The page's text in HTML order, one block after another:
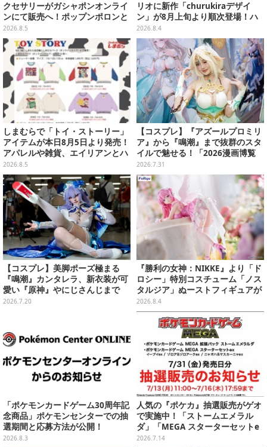
クセサリーがガシャポンオンライ
ンにて販売へ！ポップンポロンと
魔法玉の2連チャームなど全9種
2026.8.5
リオに新作「churukiraデザイ
ン」が8月上旬より順次登場！ハ
ローキティ、はぴだんぶいなど全
8種類
2026.8.4
しまむらで「トイ・ストーリー」
アイテムが本日8月5日より発売！
アパレルや雑貨、エイリアンとハ
ムのダイカットクッションなど盛
りだくさん
2026.8.5
【コスプレ】『アズールプロミリ
ア』から『鳴潮』まで抜群のスタ
イルで魅せる！「2026漫画博覧
会」百花繚乱の台湾美女12選【写
真37枚】
2026.7.31
【コスプレ】美脚ポーズ極まる
『鳴潮』カンタレラ、新衣装が可
愛い『原神』やにじさんじまで
「アコスタ池袋」美麗レイヤー11
2026.7.20
『勝利の女神：NIKKE』より「ド
ロシー」特別コスチューム「ノス
タルジア」ぬーストフィギュアが
再登場！セクシー&キュートに蓋
を押さえてくれる
2026.8.4
「ポケモンカードゲーム30周年記
念商品」ポケモンセンターでの抽
選期間と応募方法が公開！
2026.8.3
人気の『ポケカ』抽選販売がゲオ
で実施中！「ストームエメラル
ダ」「MEGA スターターセットe
x」各種の全4商品
2026.7.14